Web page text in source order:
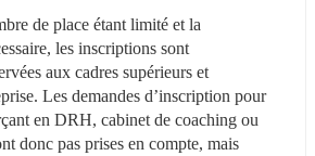
de place étant limité et la
les inscriptions sont
aux cadres supérieurs et
Les demandes d’inscription pour
en DRH, cabinet de coaching ou
donc pas prises en compte, mais